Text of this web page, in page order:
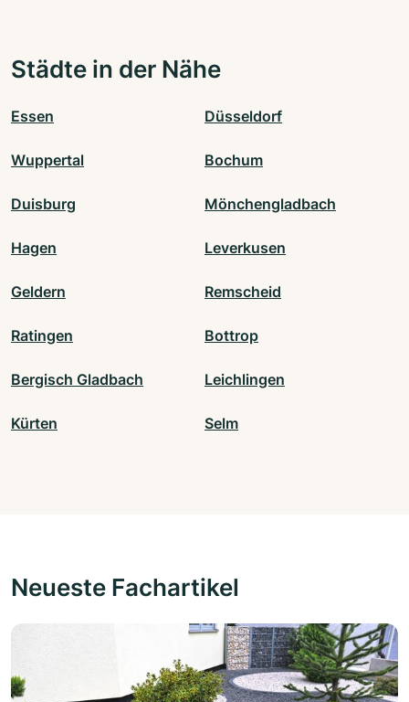
Städte in der Nähe
Essen Düsseldorf
Wuppertal Bochum
Duisburg Mönchengladbach
Hagen Leverkusen
Geldern Remscheid
Ratingen Bottrop
Bergisch Gladbach Leichlingen
Kürten Selm
Neueste Fachartikel